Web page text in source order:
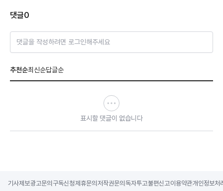
댓글0
댓글을 작성하려면 로그인해주세요
추천순최신순답글순
표시할 댓글이 없습니다
기사제보광고문의 구독신청제휴문의 저작권문의 독자투고불편신고이용약관개인정보처